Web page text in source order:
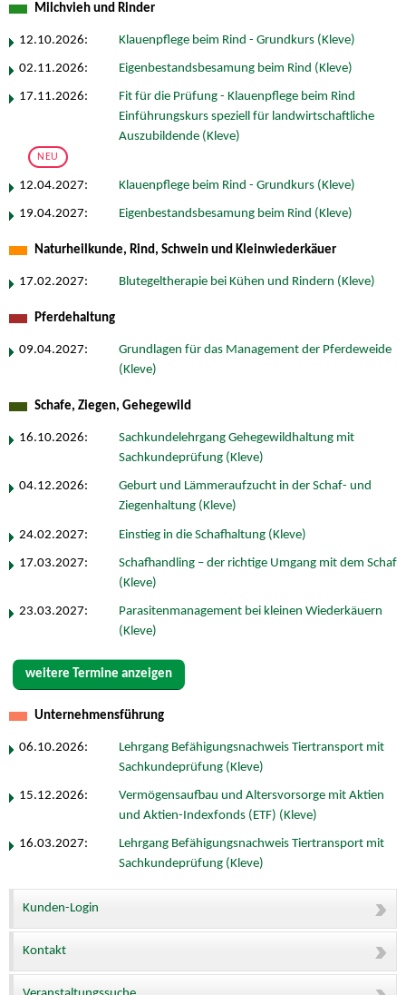
Milchvieh und Rinder
12.10.2026: Klauenpflege beim Rind - Grundkurs (Kleve)
02.11.2026: Eigenbestandsbesamung beim Rind (Kleve)
17.11.2026:
Fit für die Prüfung - Klauenpflege beim Rind
Einführungskurs speziell für landwirtschaftliche
Auszubildende (Kleve)
NEU
12.04.2027: Klauenpflege beim Rind - Grundkurs (Kleve)
19.04.2027: Eigenbestandsbesamung beim Rind (Kleve)
Naturheilkunde, Rind, Schwein und Kleinwiederkäuer
17.02.2027: Blutegeltherapie bei Kühen und Rindern (Kleve)
Pferdehaltung
09.04.2027:
Grundlagen für das Management der Pferdeweide
(Kleve)
Schafe, Ziegen, Gehegewild
16.10.2026:
Sachkundelehrgang Gehegewildhaltung mit
Sachkundeprüfung (Kleve)
04.12.2026:
Geburt und Lämmeraufzucht in der Schaf- und
Ziegenhaltung (Kleve)
24.02.2027: Einstieg in die Schafhaltung (Kleve)
17.03.2027:
Schafhandling – der richtige Umgang mit dem Schaf
(Kleve)
23.03.2027:
Parasitenmanagement bei kleinen Wiederkäuern
(Kleve)
weitere Termine anzeigen
Unternehmensführung
06.10.2026:
Lehrgang Befähigungsnachweis Tiertransport mit
Sachkundeprüfung (Kleve)
15.12.2026:
Vermögensaufbau und Altersvorsorge mit Aktien
und Aktien-Indexfonds (ETF) (Kleve)
16.03.2027:
Lehrgang Befähigungsnachweis Tiertransport mit
Sachkundeprüfung (Kleve)
Kunden-Login
Kontakt